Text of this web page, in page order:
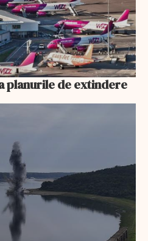
planurile de extindere